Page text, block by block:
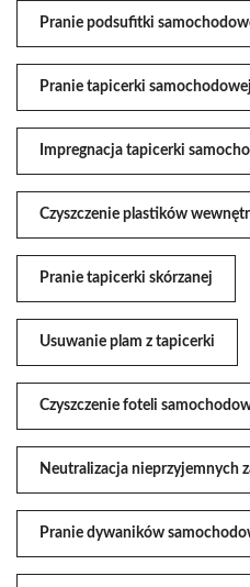
Pranie podsufitki
Pranie tapicerki samochodowej
Impregnacja tapicerki
Czyszczenie plastików
Pranie tapicerki skórzanej
Usuwanie plam z tapicerki
Czyszczenie foteli
Neutralizacja nieprzyjemnych
Pranie dywaników